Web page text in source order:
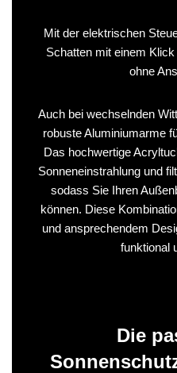
Mit der elektrischen
Schatten mit einem
ohne
Auch bei wechselnden
robuste Aluminiumarme
Das hochwertige
Sonneneinstrahlung und
sodass Sie Ihren
können. Diese
und ansprechendem
funktional
Die